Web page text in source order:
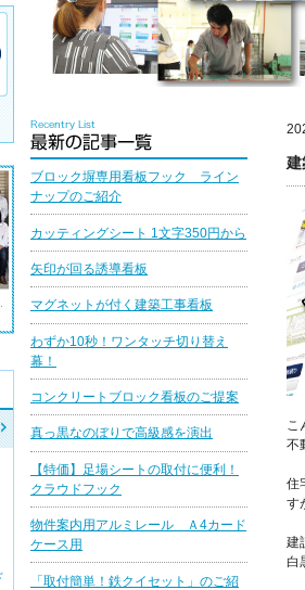
建
こ
不
住
す
建
白
ブロック塀専用看板フック ライン
ナップのご紹介
カッティングシート 1文字350円から
矢印が回る誘導看板
マグネットが付く建築工事看板
わずか10秒！ワンタッチ切り替え
幕！
コンクリートブロック看板のご提案
真っ黒なのぼりで高級感を演出
【特価】足場シートの取付に便利！
クラウドフック
物件案内用アルミレール Ａ4カード
ケース用
「取付簡単！鉄クイセット」のご紹